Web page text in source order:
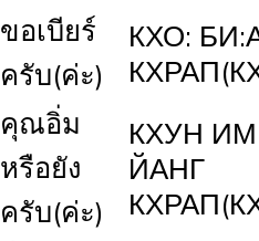
ขอเบียร์
ครับ(ค่ะ)
КХО:
คุณอิ่ม
หรือยัง
ครับ(ค่ะ)
КХУН
ЙАНГ